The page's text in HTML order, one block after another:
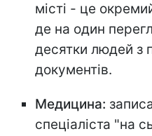
місті - це
де на один
десятки людей з
документів.
Медицина:
спеціаліста "на